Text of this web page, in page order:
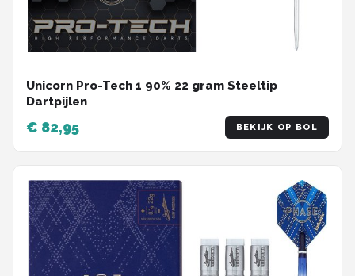
Unicorn Pro-Tech 1 90% 22 gram Steeltip
Dartpijlen
€ 82,95 BEKIJK OP BOL